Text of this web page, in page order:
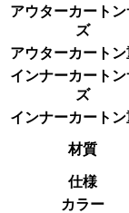
アウターカートン
ズ
アウターカート
インナーカートン
ズ
インナーカート
材質
仕様
カラー